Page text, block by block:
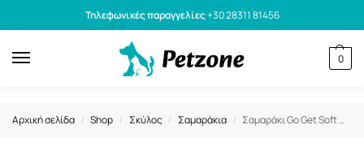
Τηλεφωνικές παραγγελίες+30 28311 81456
0
Αρχική σελίδα / Shop / Σκύλος / Σαμαράκια / Σαμαράκι Go Get Soft Robust Harness Pink Small 42-52cm